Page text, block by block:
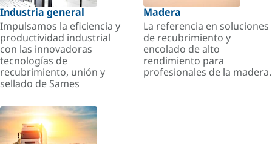
Industria general
Impulsamos la eficiencia y
productividad industrial
con las innovadoras
tecnologías de
recubrimiento, unión y
sellado de Sames
Madera
La referencia en soluciones
de recubrimiento y
encolado de alto
rendimiento para
profesionales de la madera.